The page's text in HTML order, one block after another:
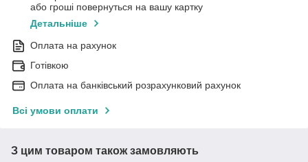
або гроші повернуться на вашу картку
Детальніше
Оплата на рахунок
Готівкою
Оплата на банківський розрахунковий рахунок
Всі умови оплати
З цим товаром також замовляють